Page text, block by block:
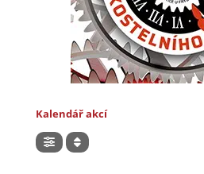
Kalendář akcí